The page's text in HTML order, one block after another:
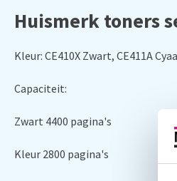
Huismerk toners
Kleur: CE410X Zwart, CE411A
Capaciteit:
Zwart 4400 pagina's
Kleur 2800 pagina's